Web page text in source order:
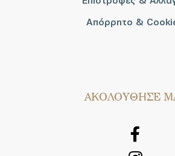
Απόρρητο &
AΚΟΛΟΥΘΗΣΕ